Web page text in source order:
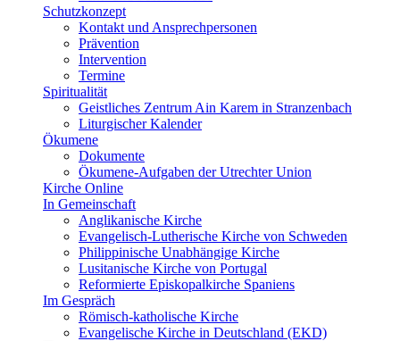
Schutzkonzept
Kontakt und Ansprechpersonen
Prävention
Intervention
Termine
Spiritualität
Geistliches Zentrum Ain Karem in Stranzenbach
Liturgischer Kalender
Ökumene
Dokumente
Ökumene-Aufgaben der Utrechter Union
Kirche Online
In Gemeinschaft
Anglikanische Kirche
Evangelisch-Lutherische Kirche von Schweden
Philippinische Unabhängige Kirche
Lusitanische Kirche von Portugal
Reformierte Episkopalkirche Spaniens
Im Gespräch
Römisch-katholische Kirche
Evangelische Kirche in Deutschland (EKD)